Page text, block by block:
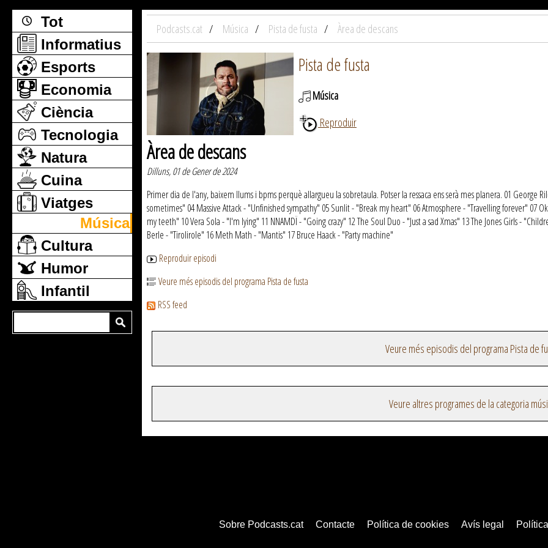
Tot
Informatius
Esports
Economia
Ciència
Tecnologia
Natura
Cuina
Viatges
Música
Cultura
Humor
Infantil
Podcasts.cat Música Pista de fusta Àrea de descans
Pista de fusta
Música
Reproduir
Àrea de descans
Dilluns, 01 de Gener de 2024
Primer dia de l'any, baixem llums i bpms perquè allargueu la sobretaula. Potser la ressaca ens serà mes planera. 01 George
sometimes" 04 Massive Attack - "Unfinished sympathy" 05 Sunlit - "Break my heart" 06 Atmosphere - "Travelling forever" 07
my teeth" 10 Vera Sola - "I'm lying" 11 NNAMDÏ - "Going crazy" 12 The Soul Duo - "Just a sad Xmas" 13 The Jones Girls -
Berle - "Tirolirole" 16 Meth Math - "Mantis" 17 Bruce Haack - "Party machine"
Reproduir episodi
Veure més episodis del programa Pista de fusta
RSS feed
Veure més episodis del programa Pista de
Veure altres programes de la categoria
Sobre Podcasts.cat Contacte Política de cookies Avís legal